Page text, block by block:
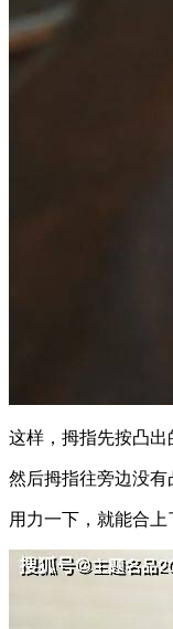
这样，拇指先按凸出
然后拇指往旁边没有
用力一下，就能合上